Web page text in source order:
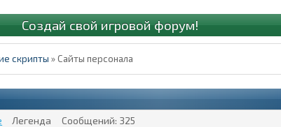
Создай свой игровой форум!
скрипты »Сайты персонала
Легенда Сообщений: 325